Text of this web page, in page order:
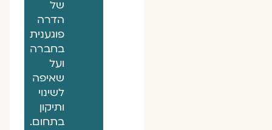
של
הדרה
פוגענית
בחברה
ועל
שאיפה
לשינוי
ותיקון
בתחום.